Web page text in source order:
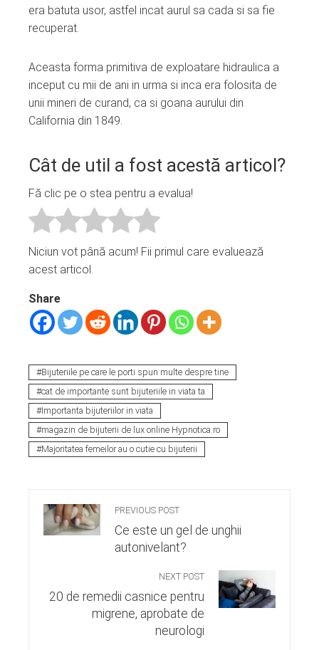
era batuta usor, astfel incat aurul sa cada si sa fie
recuperat.
Aceasta forma primitiva de exploatare hidraulica a
inceput cu mii de ani in urma si inca era folosita de
unii mineri de curand, ca si goana aurului din
California din 1849.
Cât de util a fost acestă articol?
Fă clic pe o stea pentru a evalua!
Niciun vot până acum! Fii primul care evaluează
acest articol.
Share
Bijuteriile pe care le porti spun multe despre tine
cat de importante sunt bijuteriile in viata ta
Importanta bijuteriilor in viata
magazin de bijuterii de lux online Hypnotica.ro
Majoritatea femeilor au o cutie cu bijuterii
PREVIOUS POST
Ce este un gel de unghii
autonivelant?
NEXT POST
20 de remedii casnice pentru
migrene, aprobate de
neurologi